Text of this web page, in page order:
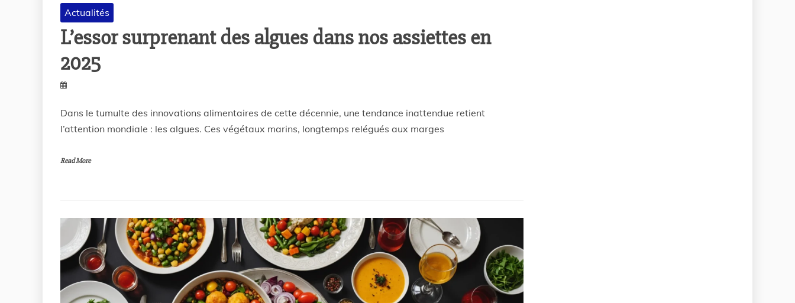
Actualités
L’essor surprenant des algues dans nos assiettes en
2025
Dans le tumulte des innovations alimentaires de cette décennie, une tendance inattendue retient
l’attention mondiale : les algues. Ces végétaux marins, longtemps relégués aux marges
Read More